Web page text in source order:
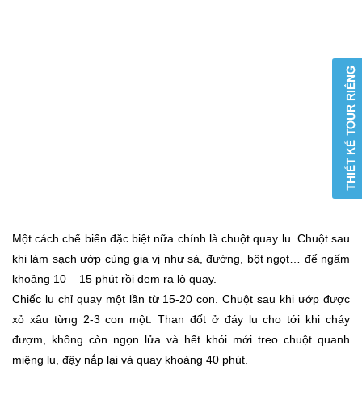
Một cách chế biến đặc biệt nữa chính là chuột quay lu. Chuột sau
khi làm sạch ướp cùng gia vị như sả, đường, bột ngọt… để ngấm
khoảng 10 – 15 phút rồi đem ra lò quay.
Chiếc lu chỉ quay một lần từ 15-20 con. Chuột sau khi ướp được
xỏ xâu từng 2-3 con một. Than đốt ở đáy lu cho tới khi cháy
đượm, không còn ngọn lửa và hết khói mới treo chuột quanh
miệng lu, đậy nắp lại và quay khoảng 40 phút.